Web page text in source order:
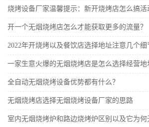
烧烤设备厂家温馨提示：新开烧烤店怎么搞活
开一个无烟烧烤店怎么才能获取更多的流量？
2022年开烧烤以及餐饮店选择地址注意几个细
一家生意火爆的无烟烧烤店是怎么选择经营地
全自动无烟烧烤设备优势都有什么？
无烟烧烤店选择无烟烧烤设备厂家的思路
室内无烟烧烤炉和路边烧烤炉区别以及它为何